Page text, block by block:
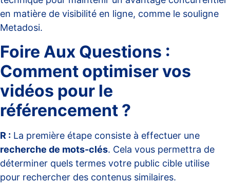
en matière de visibilité en ligne, comme le souligne
Metadosi.
Foire Aux Questions :
Comment optimiser vos
vidéos pour le
référencement ?
R : La première étape consiste à effectuer une
recherche de mots-clés. Cela vous permettra de
déterminer quels termes votre public cible utilise
pour rechercher des contenus similaires.